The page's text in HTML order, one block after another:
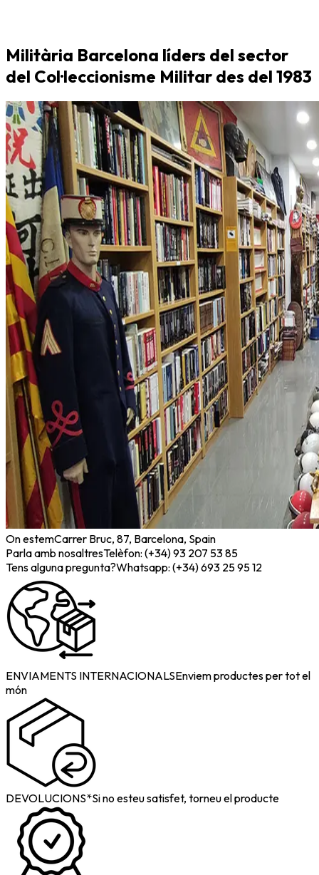
Militària Barcelona líders del sector
del Col·leccionisme Militar des del 1983
On estemCarrer Bruc, 87, Barcelona, Spain
Parla amb nosaltresTelèfon: (+34) 93 207 53 85
Tens alguna pregunta?Whatsapp: (+34) 693 25 95 12
ENVIAMENTS INTERNACIONALSEnviem productes per tot el
món
DEVOLUCIONS*Si no esteu satisfet, torneu el producte